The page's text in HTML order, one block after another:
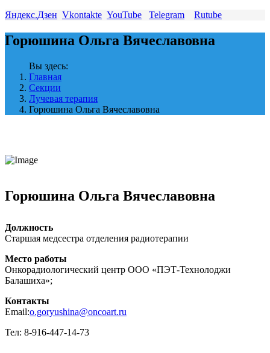
Яндекс.Дзен Vkontakte YouTube Telegram Rutube
Горюшина Ольга Вячеславовна
Вы здесь:
Главная
Секции
Лучевая терапия
Горюшина Ольга Вячеславовна
Горюшина Ольга Вячеславовна
Должность
Старшая медсестра отделения радиотерапии
Место работы
Онкорадиологический центр ООО «ПЭТ-Технолоджи
Балашиха»;
Контакты
Email:o.goryushina@oncoart.ru
Тел: 8-916-447-14-73